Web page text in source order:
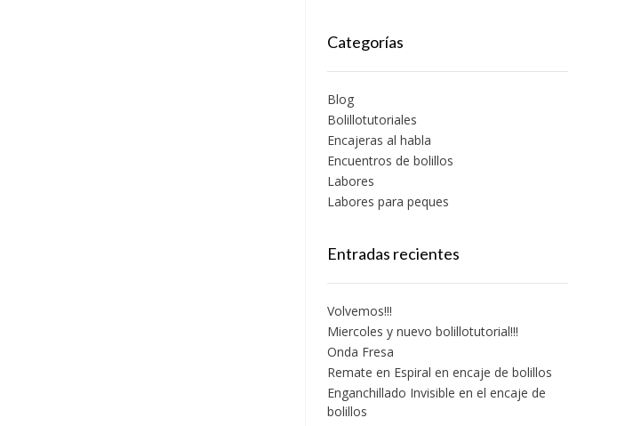
Categorías
Blog
Bolillotutoriales
Encajeras al habla
Encuentros de bolillos
Labores
Labores para peques
Entradas recientes
Volvemos!!!
Miercoles y nuevo bolillotutorial!!!
Onda Fresa
Remate en Espiral en encaje de bolillos
Enganchillado Invisible en el encaje de
bolillos